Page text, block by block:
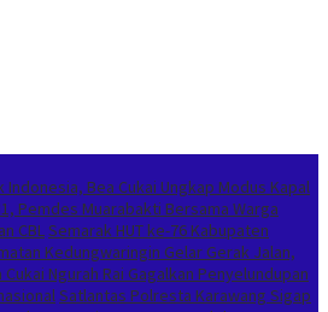
Indonesia, Bea Cukai Ungkap Modus Kapal
Pemdes Muarabakti Bersama Warga
CBLSemarak HUT ke-76 Kabupaten
Kedungwaringin Gelar Gerak Jalan,
Cukai Ngurah Rai Gagalkan Penyelundupan
Satlantas Polresta Karawang Sigap